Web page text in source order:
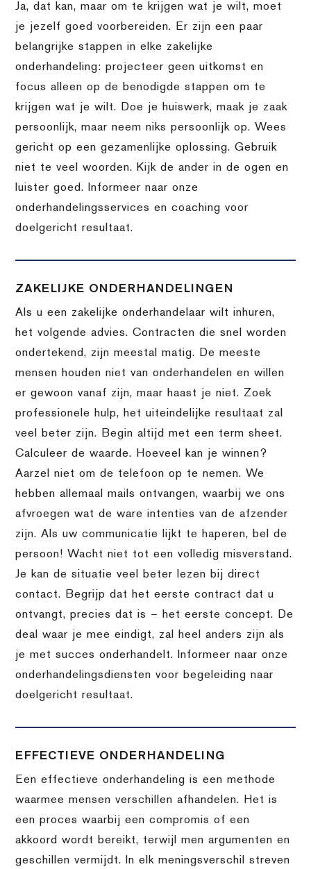
Ja, dat kan, maar om te krijgen wat je wilt, moet
je jezelf goed voorbereiden. Er zijn een paar
belangrijke stappen in elke zakelijke
onderhandeling: projecteer geen uitkomst en
focus alleen op de benodigde stappen om te
krijgen wat je wilt. Doe je huiswerk, maak je zaak
persoonlijk, maar neem niks persoonlijk op. Wees
gericht op een gezamenlijke oplossing. Gebruik
niet te veel woorden. Kijk de ander in de ogen en
luister goed. Informeer naar onze
onderhandelingsservices en coaching voor
doelgericht resultaat.
ZAKELIJKE ONDERHANDELINGEN
Als u een zakelijke onderhandelaar wilt inhuren,
het volgende advies. Contracten die snel worden
ondertekend, zijn meestal matig. De meeste
mensen houden niet van onderhandelen en willen
er gewoon vanaf zijn, maar haast je niet. Zoek
professionele hulp, het uiteindelijke resultaat zal
veel beter zijn. Begin altijd met een term sheet.
Calculeer de waarde. Hoeveel kan je winnen?
Aarzel niet om de telefoon op te nemen. We
hebben allemaal mails ontvangen, waarbij we ons
afvroegen wat de ware intenties van de afzender
zijn. Als uw communicatie lijkt te haperen, bel de
persoon! Wacht niet tot een volledig misverstand.
Je kan de situatie veel beter lezen bij direct
contact. Begrijp dat het eerste contract dat u
ontvangt, precies dat is – het eerste concept. De
deal waar je mee eindigt, zal heel anders zijn als
je met succes onderhandelt. Informeer naar onze
onderhandelingsdiensten voor begeleiding naar
doelgericht resultaat.
EFFECTIEVE ONDERHANDELING
Een effectieve onderhandeling is een methode
waarmee mensen verschillen afhandelen. Het is
een proces waarbij een compromis of een
akkoord wordt bereikt, terwijl men argumenten en
geschillen vermijdt. In elk meningsverschil streven